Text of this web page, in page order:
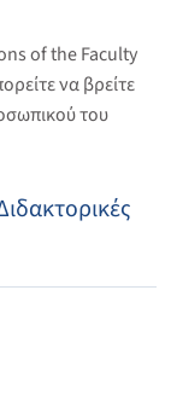
of the Faculty
να βρείτε
του